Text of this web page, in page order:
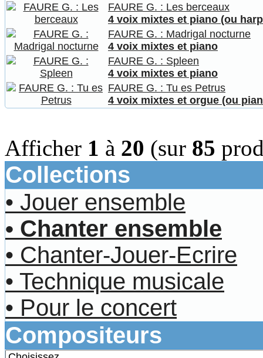
FAURE G. : Les berceaux
4 voix mixtes et piano (ou
FAURE G. : Madrigal nocturne
4 voix mixtes et piano
FAURE G. : Spleen
4 voix mixtes et piano
FAURE G. : Tu es Petrus
4 voix mixtes et orgue (ou
Afficher 1 à 20 (sur 85
Collections
• Jouer ensemble
• Chanter ensemble
• Chanter-Jouer-Ecrire
• Technique musicale
• Pour le concert
Compositeurs